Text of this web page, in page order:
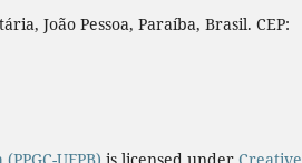
João Pessoa, Paraíba, Brasil. CEP:
UFPB) is licensed under Creative